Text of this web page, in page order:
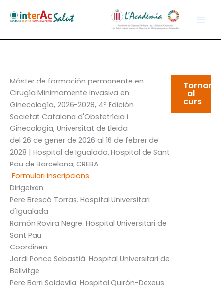
Máster de formación permanente en
Cirugía Mínimamente Invasiva en
Ginecología, 2026-2028, 4ª Edición
Societat Catalana d'Obstetrícia i
Ginecologia, Universitat de Lleida
del 26 de gener de 2026 al 16 de febrer de
2028 | Hospital de Igualada, Hospital de Sant
Pau de Barcelona, CREBA
Formulari inscripcions
Dirigeixen:
Pere Brescó Torras. Hospital Universitari
d'Igualada
Ramón Rovira Negre. Hospital Universitari de
Sant Pau
Coordinen:
Jordi Ponce Sebastià. Hospital Universitari de
Bellvitge
Pere Barri Soldevila. Hospital Quirón-Dexeus
Tornar
al
curs